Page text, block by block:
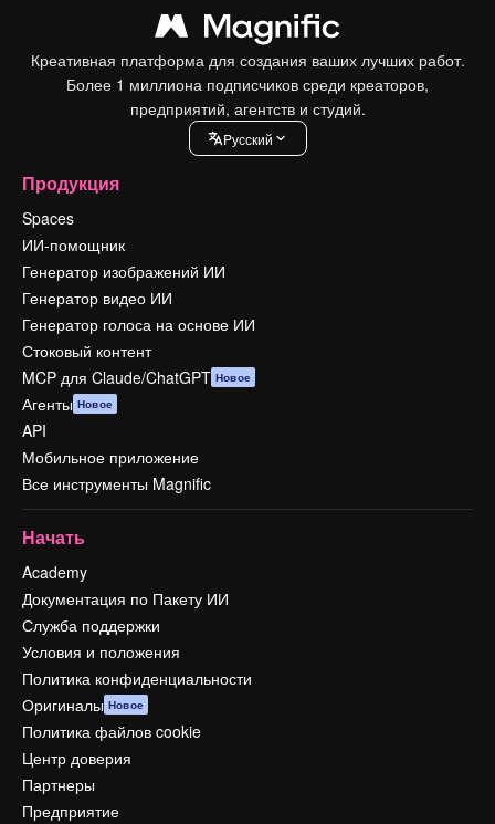
Креативная платформа для создания ваших лучших работ.
Более 1 миллиона подписчиков среди креаторов,
предприятий, агентств и студий.
Pусский
Продукция
Spaces
ИИ-помощник
Генератор изображений ИИ
Генератор видео ИИ
Генератор голоса на основе ИИ
Стоковый контент
MCP для Claude/ChatGPT Новое
Агенты Новое
API
Мобильное приложение
Все инструменты Magnific
Начать
Academy
Документация по Пакету ИИ
Служба поддержки
Условия и положения
Политика конфиденциальности
Оригиналы Новое
Политика файлов cookie
Центр доверия
Партнеры
Предприятие